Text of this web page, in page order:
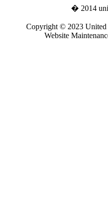
� 2014
Copyright © 2023 United
Website